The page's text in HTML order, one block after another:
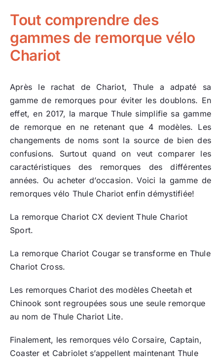
Tout comprendre des
gammes de remorque vélo
Chariot
Après le rachat de Chariot, Thule a adpaté sa
gamme de remorques pour éviter les doublons. En
effet, en 2017, la marque Thule simplifie sa gamme
de remorque en ne retenant que 4 modèles. Les
changements de noms sont la source de bien des
confusions. Surtout quand on veut comparer les
caractéristiques des remorques des différentes
années. Ou acheter d’occasion. Voici la gamme de
remorques vélo Thule Chariot enfin démystifiée!
La remorque Chariot CX devient Thule Chariot
Sport.
La remorque Chariot Cougar se transforme en Thule
Chariot Cross.
Les remorques Chariot des modèles Cheetah et
Chinook sont regroupées sous une seule remorque
au nom de Thule Chariot Lite.
Finalement, les remorques vélo Corsaire, Captain,
Coaster et Cabriolet s’appellent maintenant Thule